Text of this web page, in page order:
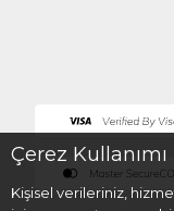
Çerez Kullanımı
Kişisel verileriniz,